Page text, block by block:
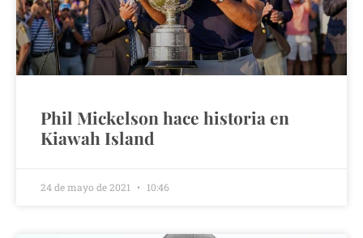
Phil Mickelson hace historia en
Kiawah Island
24 de mayo de 2021 10:46